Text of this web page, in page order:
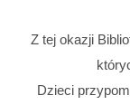
Z tej okazji
Dzieci